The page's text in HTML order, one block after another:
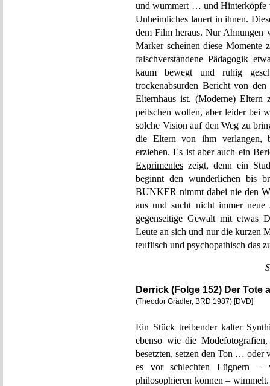
und wummert … und Hinterköpfe
Unheimliches lauert in ihnen.
dem Film heraus. Nur Ahnungen
Marker scheinen diese Momente
falschverstandene Pädagogik
kaum bewegt und ruhig
trockenabsurden Bericht von
Elternhaus ist. (Moderne)
peitschen wollen, aber leider bei
solche Vision auf den Weg zu
die Eltern von ihm verlangen,
erziehen. Es ist aber auch ein
Exprimentes zeigt, denn ein
beginnt den wunderlichen bis
BUNKER nimmt dabei nie den
aus und sucht nicht immer
gegenseitige Gewalt mit etwas
Leute an sich und nur die kurzen
teuflisch und psychopathisch das
Derrick (Folge 152) Der Tote
(Theodor Grädler, BRD 1987) [DVD]
Ein Stück treibender kalter
ebenso wie die
besetzten, setzen den Ton … oder
es vor schlechten Lügnern –
philosophieren können –